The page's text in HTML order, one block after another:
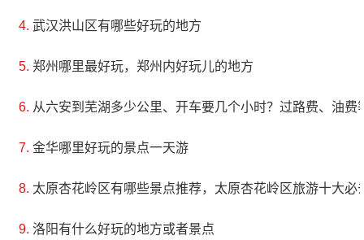
武汉洪山区有哪些好玩的地方
郑州哪里最好玩，郑州内好玩儿的地方
从六安到芜湖多少公里、开车要几个小时？过路费、油费
金华哪里好玩的景点一天游
太原杏花岭区有哪些景点推荐，太原杏花岭区旅游十大必
洛阳有什么好玩的地方或者景点